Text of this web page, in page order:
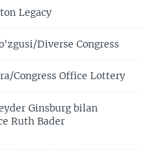
Legacy
Diverse Congress
Congress Office Lottery
Ginsburg bilan
Ruth Bader